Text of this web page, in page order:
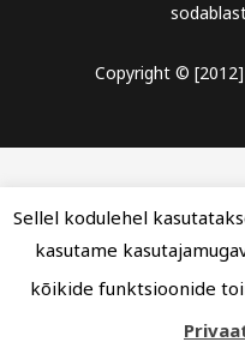
Copyright © [2012]
Sellel kodulehel
kasutame
kõikide funktsioonide